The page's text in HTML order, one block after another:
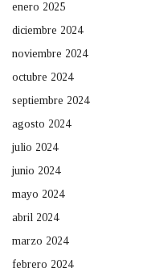
enero 2025
diciembre 2024
noviembre 2024
octubre 2024
septiembre 2024
agosto 2024
julio 2024
junio 2024
mayo 2024
abril 2024
marzo 2024
febrero 2024